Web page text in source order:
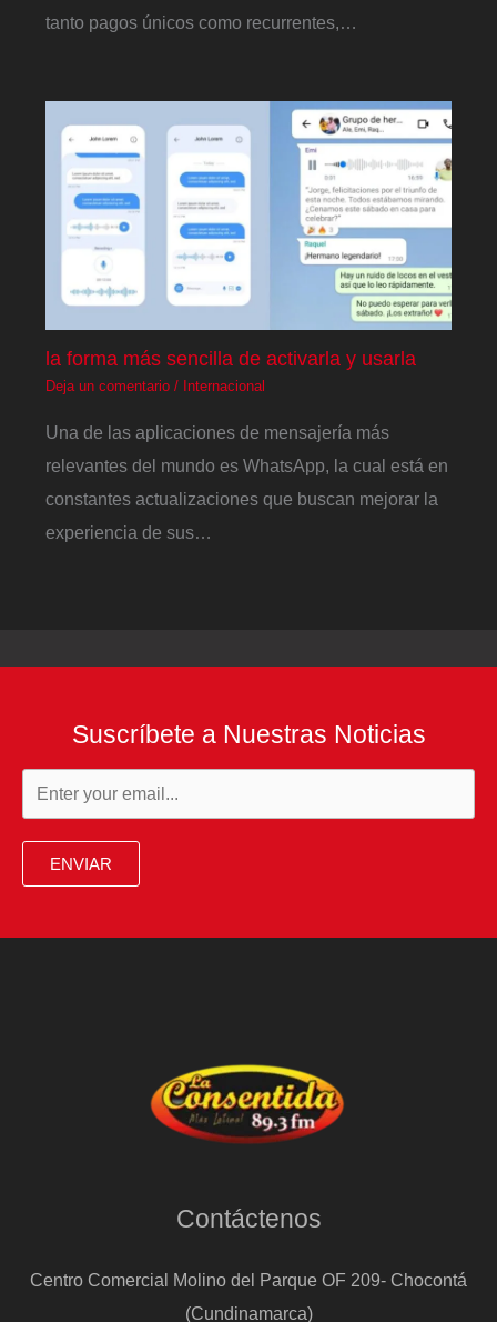
tanto pagos únicos como recurrentes,…
la forma más sencilla de activarla y usarla
Deja un comentario / Internacional
Una de las aplicaciones de mensajería más
relevantes del mundo es WhatsApp, la cual está en
constantes actualizaciones que buscan mejorar la
experiencia de sus…
Suscríbete a Nuestras Noticias
ENVIAR
Contáctenos
Centro Comercial Molino del Parque OF 209- Chocontá
(Cundinamarca)